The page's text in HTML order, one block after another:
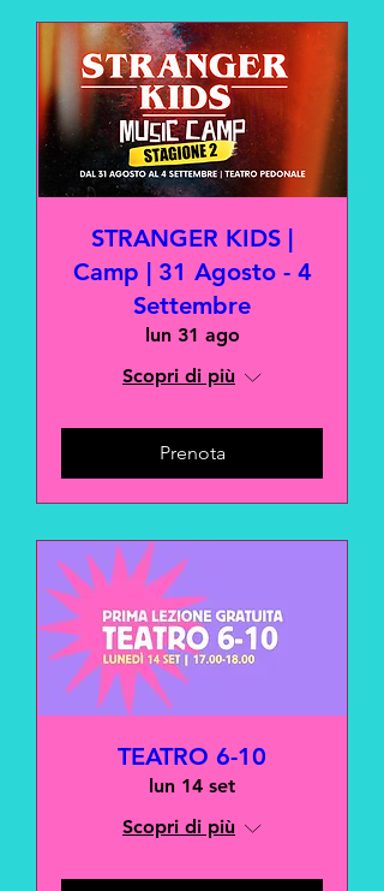
STRANGER KIDS |
Camp | 31 Agosto - 4
Settembre
lun 31 ago
Scopri di più
Prenota
TEATRO 6-10
lun 14 set
Scopri di più